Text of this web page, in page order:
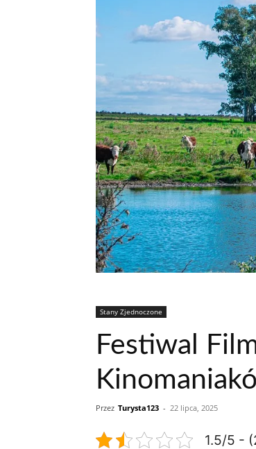
Stany Zjednoczone
Festiwal
Przez Turysta123 - 22 lipca, 2025
1.5/5 -